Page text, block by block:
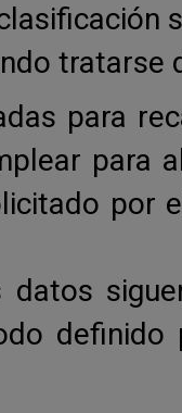
tratarse
para
para
por
datos